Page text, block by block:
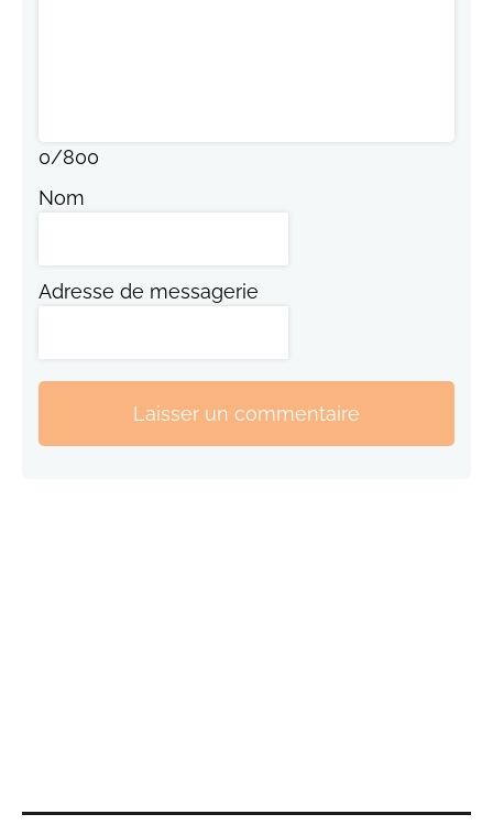
0/800
Nom
Adresse de messagerie
Laisser un commentaire